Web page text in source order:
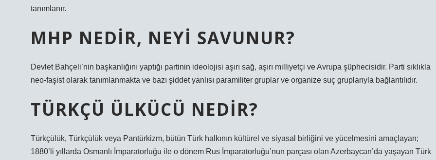
tanımlanır.
MHP NEDIR, NEYI SAVUNUR?
Devlet Bahçeli’nin başkanlığını yaptığı partinin ideolojisi aşırı sağ, aşırı milliyetçi ve Avrupa şüphecisidir. Parti sıklıkla
neo-faşist olarak tanımlanmakta ve bazı şiddet yanlısı paramiliter gruplar ve organize suç gruplarıyla bağlantılıdır.
TÜRKÇÜ ÜLKÜCÜ NEDIR?
Türkçülük, Türkçülük veya Pantürkizm, bütün Türk halkının kültürel ve siyasal birliğini ve yücelmesini amaçlayan;
1880’li yıllarda Osmanlı İmparatorluğu ile o dönem Rus İmparatorluğu’nun parçası olan Azerbaycan’da yaşayan Türk